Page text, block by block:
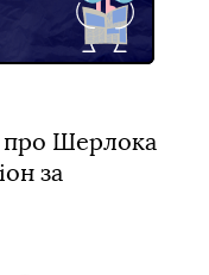
про Шерлока
за